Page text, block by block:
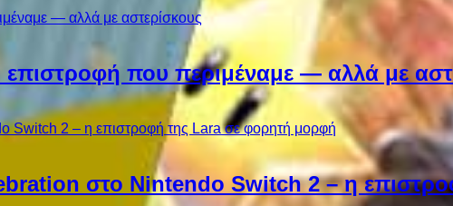
που περιμέναμε — αλλά με
στο Nintendo Switch 2 – η